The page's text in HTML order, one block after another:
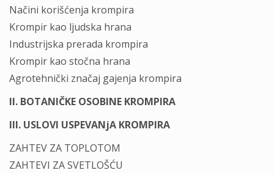
Načini korišćenјa krompira
Krompir kao ljudska hrana
Industrijska prerada krompira
Krompir kao stočna hrana
Agrotehnički značaj gajenјa krompira
II. BOTANIČKE OSOBINE KROMPIRA
III. USLOVI USPEVANјA KROMPIRA
ZAHTEV ZA TOPLOTOM
ZAHTEVI ZA SVETLOŠĆU